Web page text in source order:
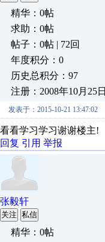
精华：0帖
求助：0帖
帖子：0帖 | 72回
年度积分：0
历史总积分：97
注册：2008年10月25日
发表于：2015-10-21 13:47:02
看看学习学习谢谢楼主!
回复 引用 举报
张毅轩
关注 私信
精华：0帖